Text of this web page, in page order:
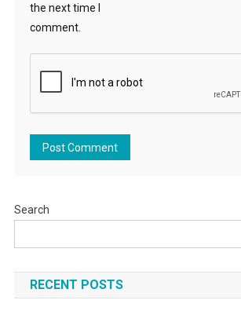
the next time I
comment.
Search
RECENT POSTS